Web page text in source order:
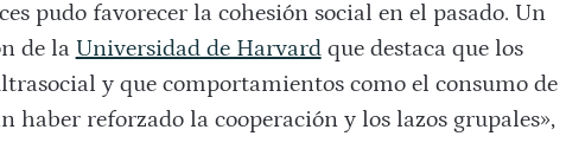
pudo favorecer la cohesión social en el pasado. Un
de la Universidad de Harvardque destaca que los
y que comportamientos como el consumo de
haber reforzado la cooperación y los lazos grupales»,